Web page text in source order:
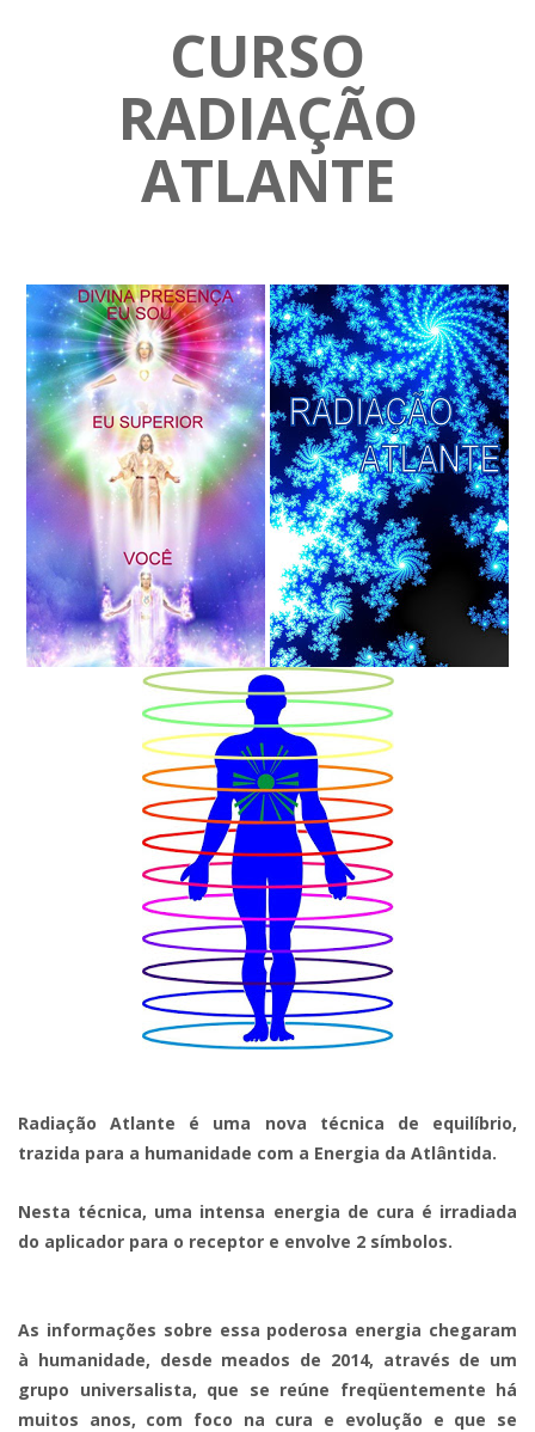
CURSO
RADIAÇÃO
ATLANTE
Radiação Atlante é uma nova técnica de equilíbrio,
trazida para a humanidade com a Energia da Atlântida.
Nesta técnica, uma intensa energia de cura é irradiada
do aplicador para o receptor e envolve 2 símbolos.
As informações sobre essa poderosa energia chegaram
à humanidade, desde meados de 2014, através de um
grupo universalista, que se reúne freqüentemente há
muitos anos, com foco na cura e evolução e que se